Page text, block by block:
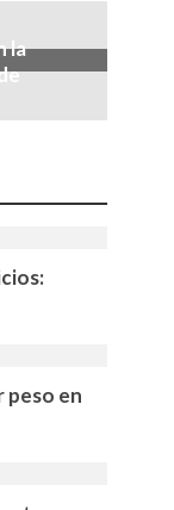
la
peso en